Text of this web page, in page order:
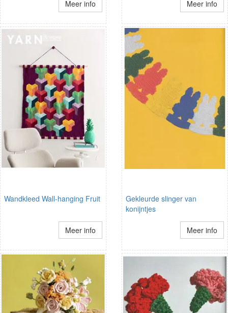
Meer info Meer info
Wandkleed Wall-hanging Fruit
Meer info
Gekleurde slinger van
konijntjes
Meer info